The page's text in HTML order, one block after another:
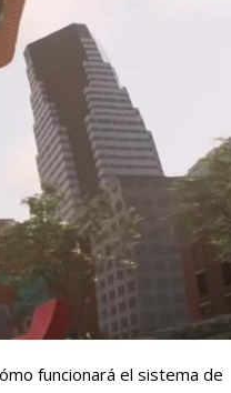
funcionará el sistema de